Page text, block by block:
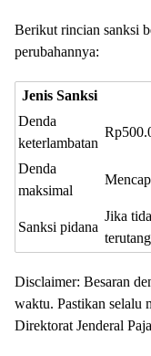
Berikut rincian sanksi
perubahannya:
Jenis Sanksi
Denda
keterlambatan
Denda
maksimal
Sanksi pidana
Jika
Disclaimer: Besaran
waktu. Pastikan selalu
Direktorat Jenderal